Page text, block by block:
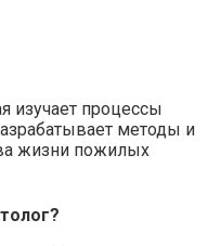
изучает процессы
методы и
жизни пожилых